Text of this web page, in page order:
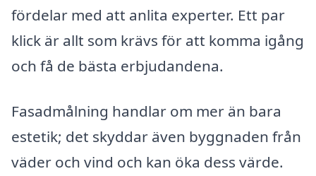
fördelar med att anlita experter. Ett par
klick är allt som krävs för att komma igång
och få de bästa erbjudandena.
Fasadmålning handlar om mer än bara
estetik; det skyddar även byggnaden från
väder och vind och kan öka dess värde.